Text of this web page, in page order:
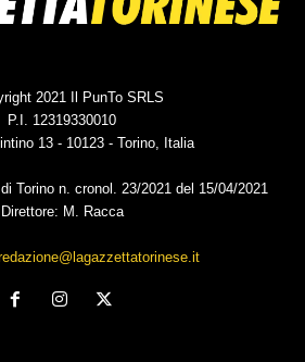
2021 Il PunTo SRLS
P.I. 12319330010
13 - 10123 - Torino, Italia
Torino n. cronol. 23/2021 del 15/04/2021
Direttore: M. Racca